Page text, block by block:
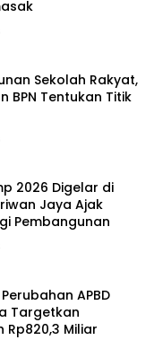
Sekolah Rakyat,
BPN Tentukan Titik
2026 Digelar di
Jaya Ajak
Pembangunan
APBD
Targetkan
Miliar